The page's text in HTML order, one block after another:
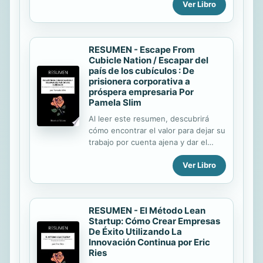
una de las claves de la felicidad.
También aprenderá : cómo limitar su
teléfonos inteligentes ; cómo estar
menos estresado cómo desarrollar
su capacidad de control y su
creatividad cómo ser más productivo;
cómo redescubrir lo que es esencial
en su vida. El autor ha
durante su vida profesional,
especialmente cuando era periodista
y estaba inmerso en la inmediatez de
Ver Libro
RESUMEN - Escape From
Cubicle Nation / Escapar del
país de los cubículos : De
prisionera corporativa a
próspera empresaria Por
Pamela Slim
Al leer este resumen, descubrirá
cómo encontrar el valor para dejar su
trabajo por cuenta ajena y dar el
paso hacia el mundo de la iniciativa
empresarial. También aprenderá : a
deshacerse de los miedos
trabajo; a asimilar los reflejos
adecuados antes de poner en
marcha su empresa; la importancia
de la red; cómo construir una marca
que funcione cómo poner en
práctica su plan de negocio y
Ver Libro
RESUMEN - El Método Lean
Startup: Cómo Crear Empresas
De Éxito Utilizando La
Innovación Continua por Eric
Ries